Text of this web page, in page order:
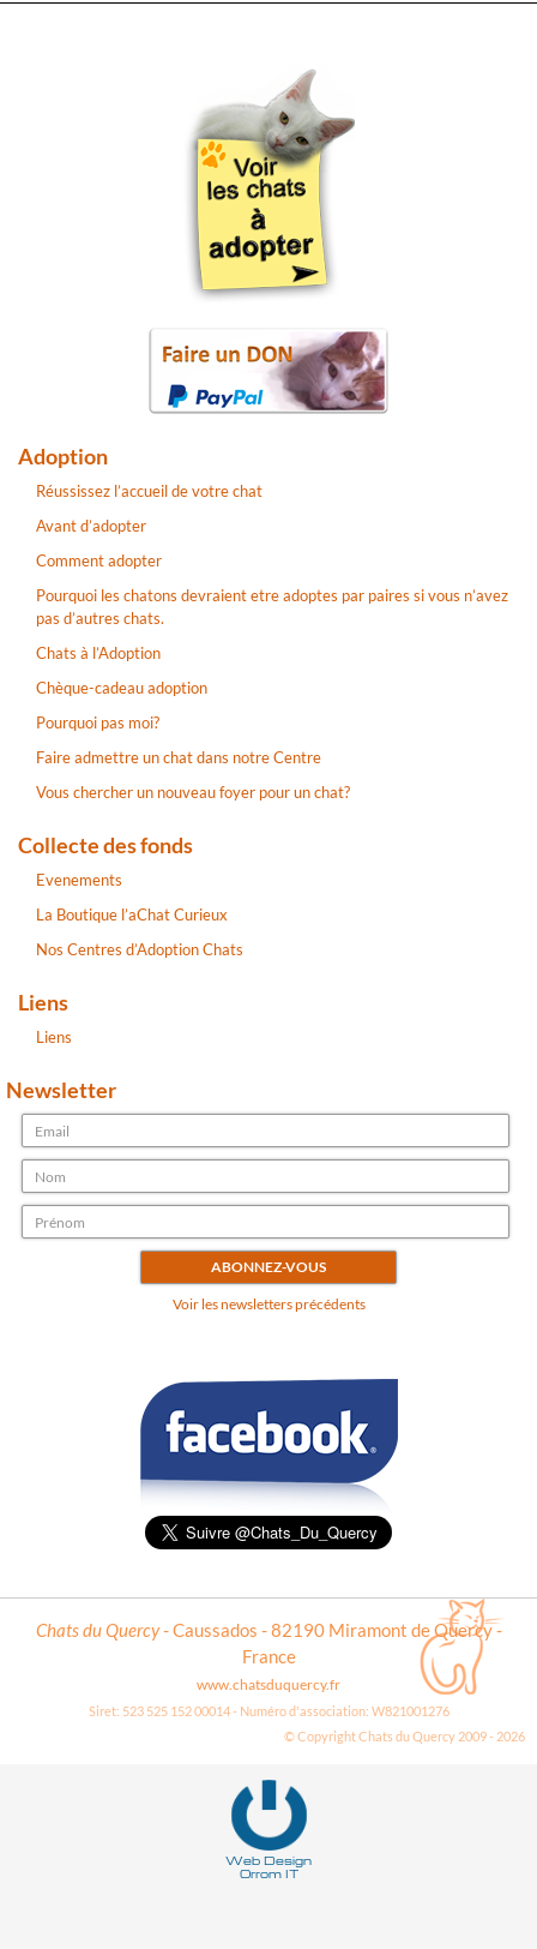
Adoption
Réussissez l’accueil de votre chat
Avant d’adopter
Comment adopter
Pourquoi les chatons devraient etre adoptes par paires si vous n’avez
pas d’autres chats.
Chats à l’Adoption
Chèque-cadeau adoption
Pourquoi pas moi?
Faire admettre un chat dans notre Centre
Vous chercher un nouveau foyer pour un chat?
Collecte des fonds
Evenements
La Boutique l’aChat Curieux
Nos Centres d’Adoption Chats
Liens
Liens
Newsletter
Voir les newsletters précédents
Chats du Quercy- Caussados - 82190 Miramont de Quercy -
France
www.chatsduquercy.fr
Siret: 523 525 152 00014 - Numéro d'association: W821001276
© Copyright Chats du Quercy 2009 - 2026
Web Design
Orrom IT